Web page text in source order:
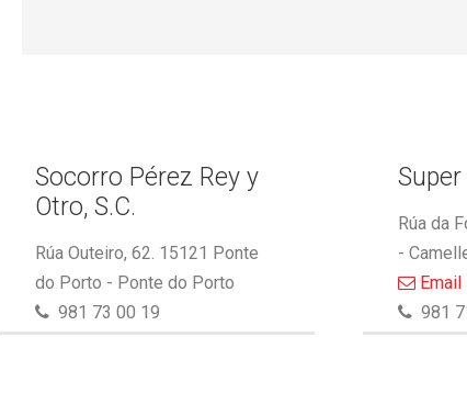
Socorro Pérez Rey y
Otro, S.C.
Rúa Outeiro, 62. 15121 Ponte
do Porto - Ponte do Porto
981 73 00 19
Rúa da
-
Email
981